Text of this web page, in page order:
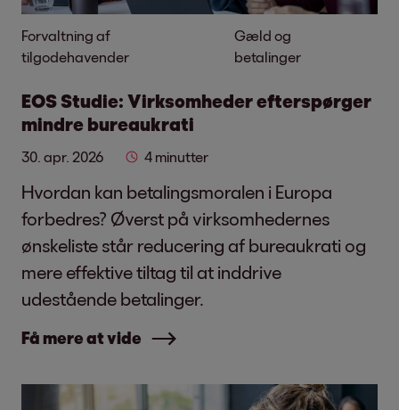
Forvaltning af
tilgodehavender
Gæld og
betalinger
EOS Studie: Virksomheder efterspørger
mindre bureaukrati
30. apr. 2026 4 minutter
Hvordan kan betalingsmoralen i Europa
forbedres? Øverst på virksomhedernes
ønskeliste står reducering af bureaukrati og
mere effektive tiltag til at inddrive
udestående betalinger.
Få mere at vide